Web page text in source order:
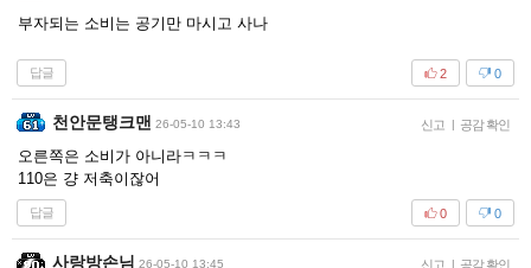
부자되는 소비는 공기만 마시고 사나
답글 0
2
천안문탱크맨 26-05-10 13:43 신고 | 공감 확인
오른쪽은 소비가 아니라ㅋㅋㅋ
110은 걍 저축이잖어
답글 0
0
사랑방손님 26-05-10 13:45 신고 | 공감 확인